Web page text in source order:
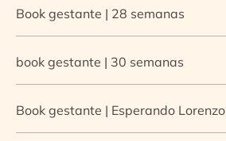
Book gestante | 28 semanas
book gestante | 30 semanas
Book gestante | Esperando Lorenzo